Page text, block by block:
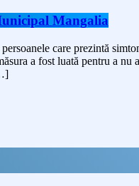
Mangalia
care prezintă
a fost luată pentru a